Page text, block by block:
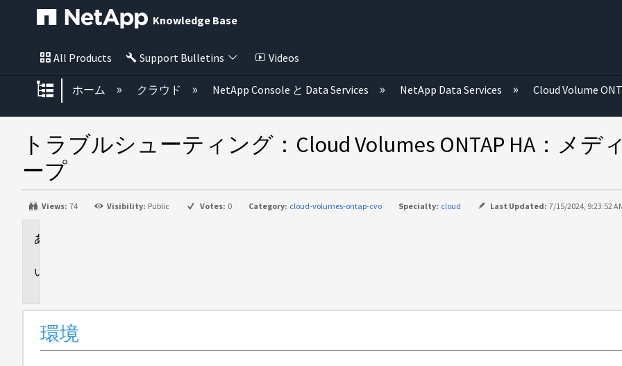
Knowledge Base
All Products Support Bulletins Videos
グローバル階層を展開/折りたたむ
ホーム クラウド NetApp Console と Data Services NetApp Data Services Cloud Volume
トラブルシューティング：Cloud Volumes ONTAP HA：メ
ープ
Views: 74 Visibility: Public Votes: 0 Category: cloud-volumes-ontap-cvo Specialty: cloud Last Updated: 7/15/2024, 9:23:52
環境